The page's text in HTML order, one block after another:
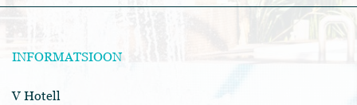
INFORMATSIOON
V Hotell